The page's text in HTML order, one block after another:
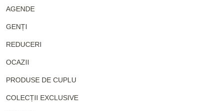
AGENDE
GENȚI
REDUCERI
OCAZII
PRODUSE DE CUPLU
COLECȚII EXCLUSIVE